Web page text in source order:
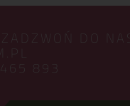
DO NAS!
893